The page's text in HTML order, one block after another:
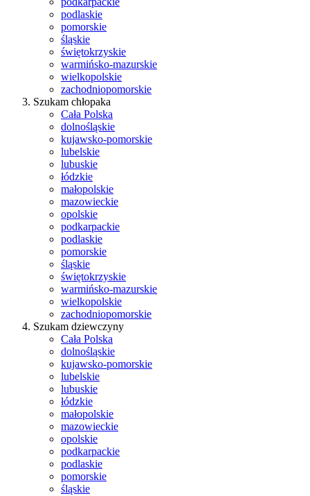
podlaskie
pomorskie
śląskie
świętokrzyskie
warmińsko-mazurskie
wielkopolskie
zachodniopomorskie
Szukam chłopaka
Cała Polska
dolnośląskie
kujawsko-pomorskie
lubelskie
lubuskie
łódzkie
małopolskie
mazowieckie
opolskie
podkarpackie
podlaskie
pomorskie
śląskie
świętokrzyskie
warmińsko-mazurskie
wielkopolskie
zachodniopomorskie
Szukam dziewczyny
Cała Polska
dolnośląskie
kujawsko-pomorskie
lubelskie
lubuskie
łódzkie
małopolskie
mazowieckie
opolskie
podkarpackie
podlaskie
pomorskie
śląskie